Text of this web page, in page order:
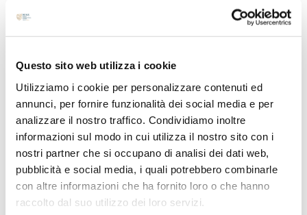
Questo sito web utilizza i cookie
Utilizziamo i cookie per personalizzare contenuti ed
annunci, per fornire funzionalità dei social media e per
analizzare il nostro traffico. Condividiamo inoltre
informazioni sul modo in cui utilizza il nostro sito con i
nostri partner che si occupano di analisi dei dati web,
pubblicità e social media, i quali potrebbero combinarle
con altre informazioni che ha fornito loro o che hanno
raccolto dal suo utilizzo dei loro servizi.
Archivi
Giugno 2026
Maggio 2026
Marzo 2026
Febbraio 2026
Ottobre 2025